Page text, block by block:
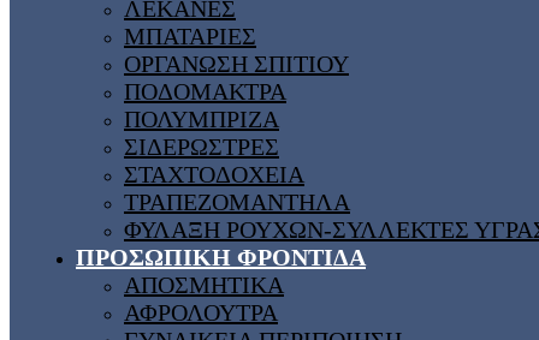
ΛΕΚΑΝΕΣ
ΜΠΑΤΑΡΙΕΣ
ΟΡΓΑΝΩΣΗ ΣΠΙΤΙΟΥ
ΠΟΔΟΜΑΚΤΡΑ
ΠΟΛΥΜΠΡΙΖΑ
ΣΙΔΕΡΩΣΤΡΕΣ
ΣΤΑΧΤΟΔΟΧΕΙΑ
ΤΡΑΠΕΖΟΜΑΝΤΗΛΑ
ΦΥΛΑΞΗ ΡΟΥΧΩΝ-ΣΥΛΛΕΚΤΕΣ
ΠΡΟΣΩΠΙΚΗ ΦΡΟΝΤΙΔΑ
ΑΠΟΣΜΗΤΙΚΑ
ΑΦΡΟΛΟΥΤΡΑ